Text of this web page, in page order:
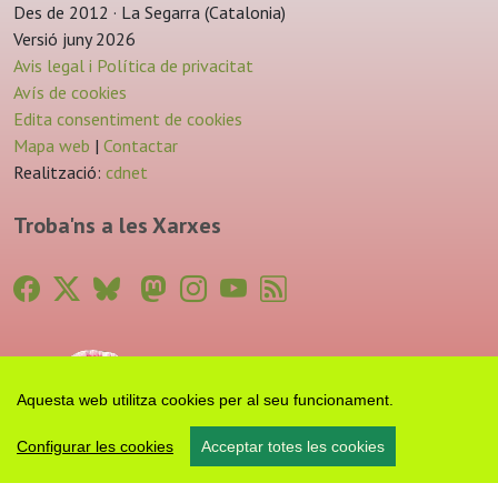
Aquesta web utilitza cookies per al seu funcionament.
Configurar les cookies Acceptar totes les cookies
Des de 2012 · La Segarra (Catalonia)
Versió juny 2026
Avis legal i Política de privacitat
Avís de cookies
Edita consentiment de cookies
Mapa web | Contactar
Realització: cdnet
Troba'ns a les Xarxes